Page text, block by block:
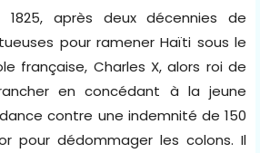
1825, après deux décennies de
pour ramener Haïti sous le
française, Charles X, alors roi de
en concédant à la jeune
contre une indemnité de 150
pour dédommager les colons. Il